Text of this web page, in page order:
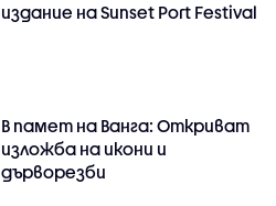
издание на Sunset Port Festival
В памет на Ванга: Откриват
изложба на икони и
дърворезби